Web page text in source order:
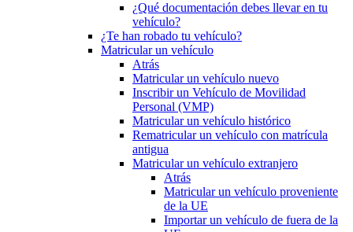
¿Qué documentación debes llevar en tu
vehículo?
¿Te han robado tu vehículo?
Matricular un vehículo
Atrás
Matricular un vehículo nuevo
Inscribir un Vehículo de Movilidad
Personal (VMP)
Matricular un vehículo histórico
Rematricular un vehículo con matrícula
antigua
Matricular un vehículo extranjero
Atrás
Matricular un vehículo proveniente
de la UE
Importar un vehículo de fuera de la